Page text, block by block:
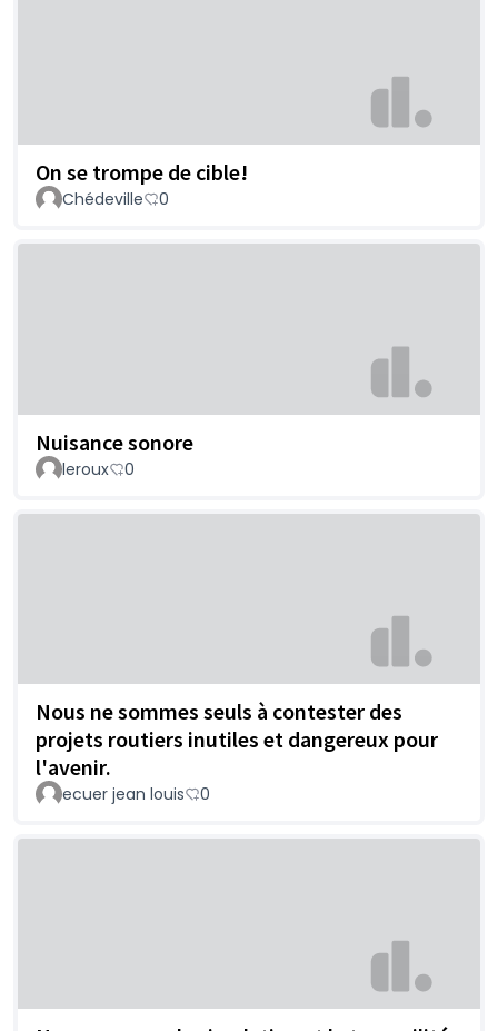
On se trompe de cible!
Chédeville 0
Nuisance sonore
leroux 0
Nous ne sommes seuls à contester des
projets routiers inutiles et dangereux pour
l'avenir.
ecuer jean louis 0